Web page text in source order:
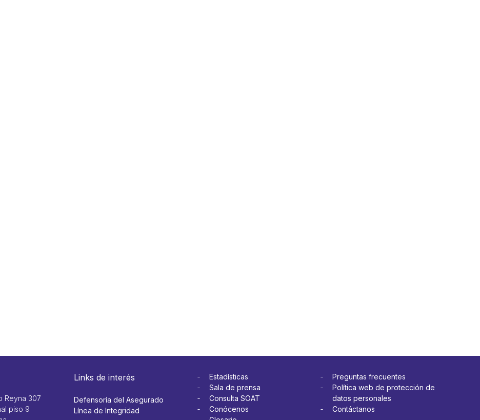
Reyna 307
piso 9
Links de interés
Defensoría del Asegurado
Línea de Integridad
Estadísticas
Sala de prensa
Consulta SOAT
Conócenos
Preguntas frecuentes
Política web de protección de
datos personales
Contáctanos